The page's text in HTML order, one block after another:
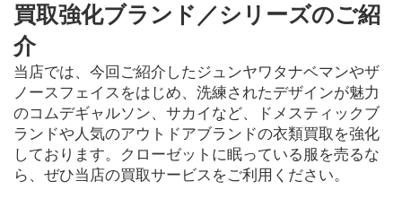
買取強化ブランド／シリーズのご紹
介
当店では、今回ご紹介したジュンヤワタナベマンやザ
ノースフェイスをはじめ、洗練されたデザインが魅力
のコムデギャルソン、サカイなど、ドメスティックブ
ランドや人気のアウトドアブランドの衣類買取を強化
しております。クローゼットに眠っている服を売るな
ら、ぜひ当店の買取サービスをご利用ください。